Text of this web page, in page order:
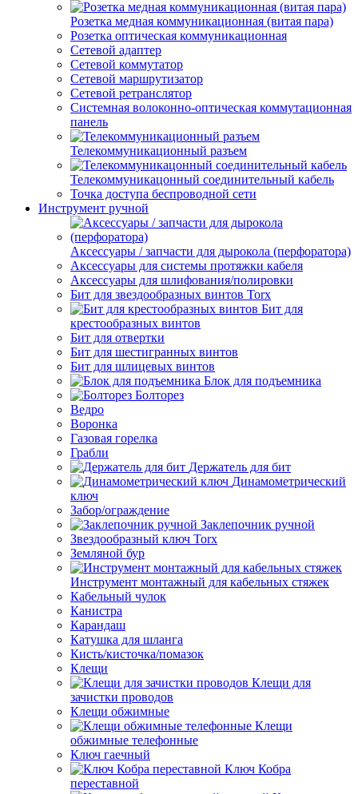
Розетка медная коммуникационная (витая пара)
Розетка оптическая коммуникационная
Сетевой адаптер
Сетевой коммутатор
Сетевой маршрутизатор
Сетевой ретранслятор
Системная волоконно-оптическая коммутационная
панель
Телекоммуникационный разъем
Телекоммуникацонный соединительный кабель
Точка доступа беспроводной сети
Инструмент ручной
Аксессуары / запчасти для дырокола (перфоратора)
Аксессуары для системы протяжки кабеля
Аксессуары для шлифования/полировки
Бит для звездообразных винтов Torx
Бит для
крестообразных винтов
Бит для отвертки
Бит для шестигранных винтов
Бит для шлицевых винтов
Блок для подъемника
Болторез
Ведро
Воронка
Газовая горелка
Грабли
Держатель для бит
Динамометрический
ключ
Забор/ограждение
Заклепочник ручной
Звездообразный ключ Torx
Земляной бур
Инструмент монтажный для кабельных стяжек
Кабельный чулок
Канистра
Карандаш
Катушка для шланга
Кисть/кисточка/помазок
Клещи
Клещи для
зачистки проводов
Клещи обжимные
Клещи
обжимные телефонные
Ключ гаечный
Ключ Кобра
переставной